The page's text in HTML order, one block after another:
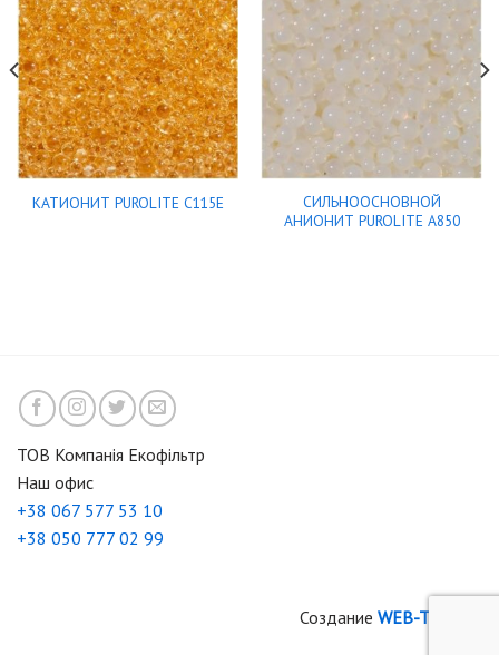
КАТИОНИТ PUROLITE C115E
СИЛЬНООСНОВНОЙ
АНИОНИТ PUROLITE A850
ТОВ Компанія Екофільтр
Наш офис
+38 067 577 53 10
+38 050 777 02 99
Создание WEB-TIME